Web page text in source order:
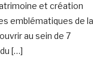
et création
emblématiques de la
au sein de 7
[…]